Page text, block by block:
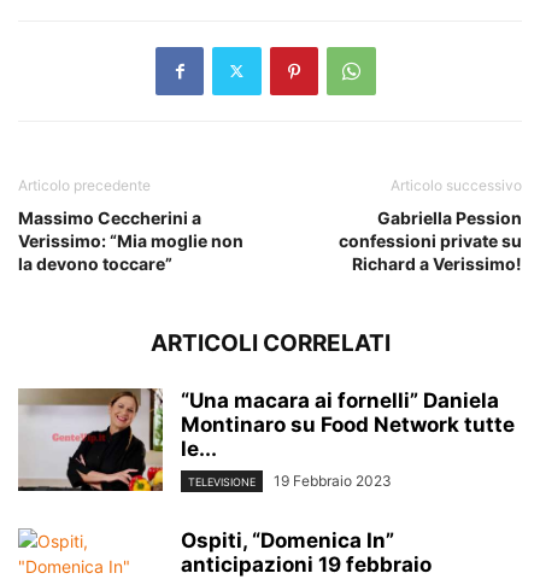
Articolo precedente
Massimo Ceccherini a
Verissimo: “Mia moglie non
la devono toccare”
Articolo successivo
Gabriella Pession
confessioni private su
Richard a Verissimo!
ARTICOLI CORRELATI
“Una macara ai fornelli” Daniela
Montinaro su Food Network tutte
le...
TELEVISIONE 19 Febbraio 2023
Ospiti, “Domenica In”
anticipazioni 19 febbraio